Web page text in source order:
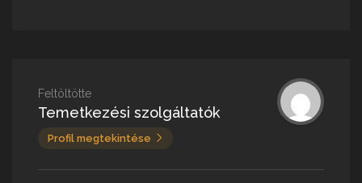
Feltöltötte
Temetkezési szolgáltatók
Profil megtekintése